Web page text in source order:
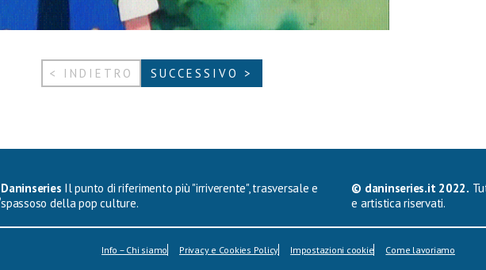
< INDIETRO SUCCESSIVO >
Daninseries Il punto di riferimento più "irriverente", trasversale e
spassoso della pop culture.
© daninseries.it 2022.
e artistica riservati.
Info – Chi siamo Privacy e Cookies Policy Impostazioni cookie Come lavoriamo